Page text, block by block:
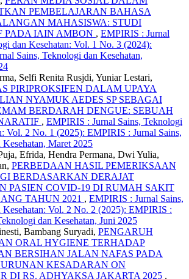
PEMBELAJARAN BAHASA
MAHASISWA: STUDI
PADA IAIN AMBON , EMPIRIS : Jurnal
dan Kesehatan: Vol. 1 No. 3 (2024):
Sains, Teknologi dan Kesehatan,
Selfi Renita Rusjdi, Yuniar Lestari,
PIRIPROKSIFEN DALAM UPAYA
NYAMUK AEDES SP SEBAGAI
BERDARAH DENGUE: SEBUAH
, EMPIRIS : Jurnal Sains, Teknologi
Vol. 2 No. 1 (2025): EMPIRIS : Jurnal Sains,
Maret 2025
Efrida, Hendra Permana, Dwi Yulia,
PERBEDAAN HASIL PEMERIKSAAN
BERDASARKAN DERAJAT
PASIEN COVID-19 DI RUMAH SAKIT
TAHUN 2021 , EMPIRIS : Jurnal Sains,
Kesehatan: Vol. 2 No. 2 (2025): EMPIRIS :
dan Kesehatan, Juni 2025
Bambang Suryadi, PENGARUH
ORAL HYGIENE TERHADAP
BERSIHAN JALAN NAFAS PADA
KESADARAN ON
DI RS. ADHYAKSA JAKARTA 2025 ,